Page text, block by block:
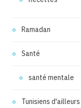
Ramadan
Santé
santé mentale
Tunisiens d'ailleurs